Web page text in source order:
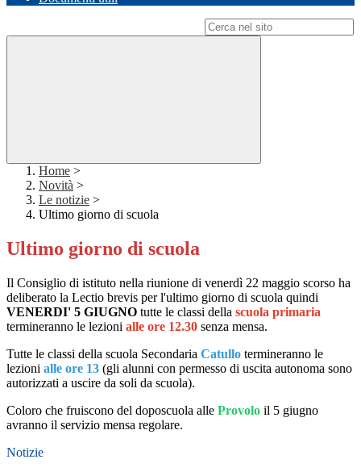
Home >
Novità >
Le notizie >
Ultimo giorno di scuola
Ultimo giorno di scuola
Il Consiglio di istituto nella riunione di venerdì 22 maggio scorso ha
deliberato la Lectio brevis per l'ultimo giorno di scuola quindi
VENERDI' 5 GIUGNO tutte le classi della scuola primaria
termineranno le lezioni alle ore 12.30 senza mensa.
Tutte le classi della scuola Secondaria Catullo termineranno le
lezioni alle ore 13 (gli alunni con permesso di uscita autonoma sono
autorizzati a uscire da soli da scuola).
Coloro che fruiscono del doposcuola alle Provolo il 5 giugno
avranno il servizio mensa regolare.
Notizie